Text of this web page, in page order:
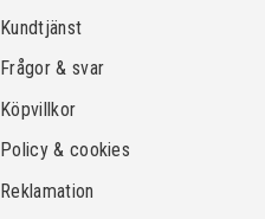
Kundtjänst
Frågor & svar
Köpvillkor
Policy & cookies
Reklamation